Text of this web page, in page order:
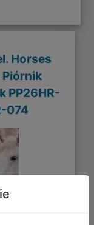
Horses
Piórnik
PP26HR-
074